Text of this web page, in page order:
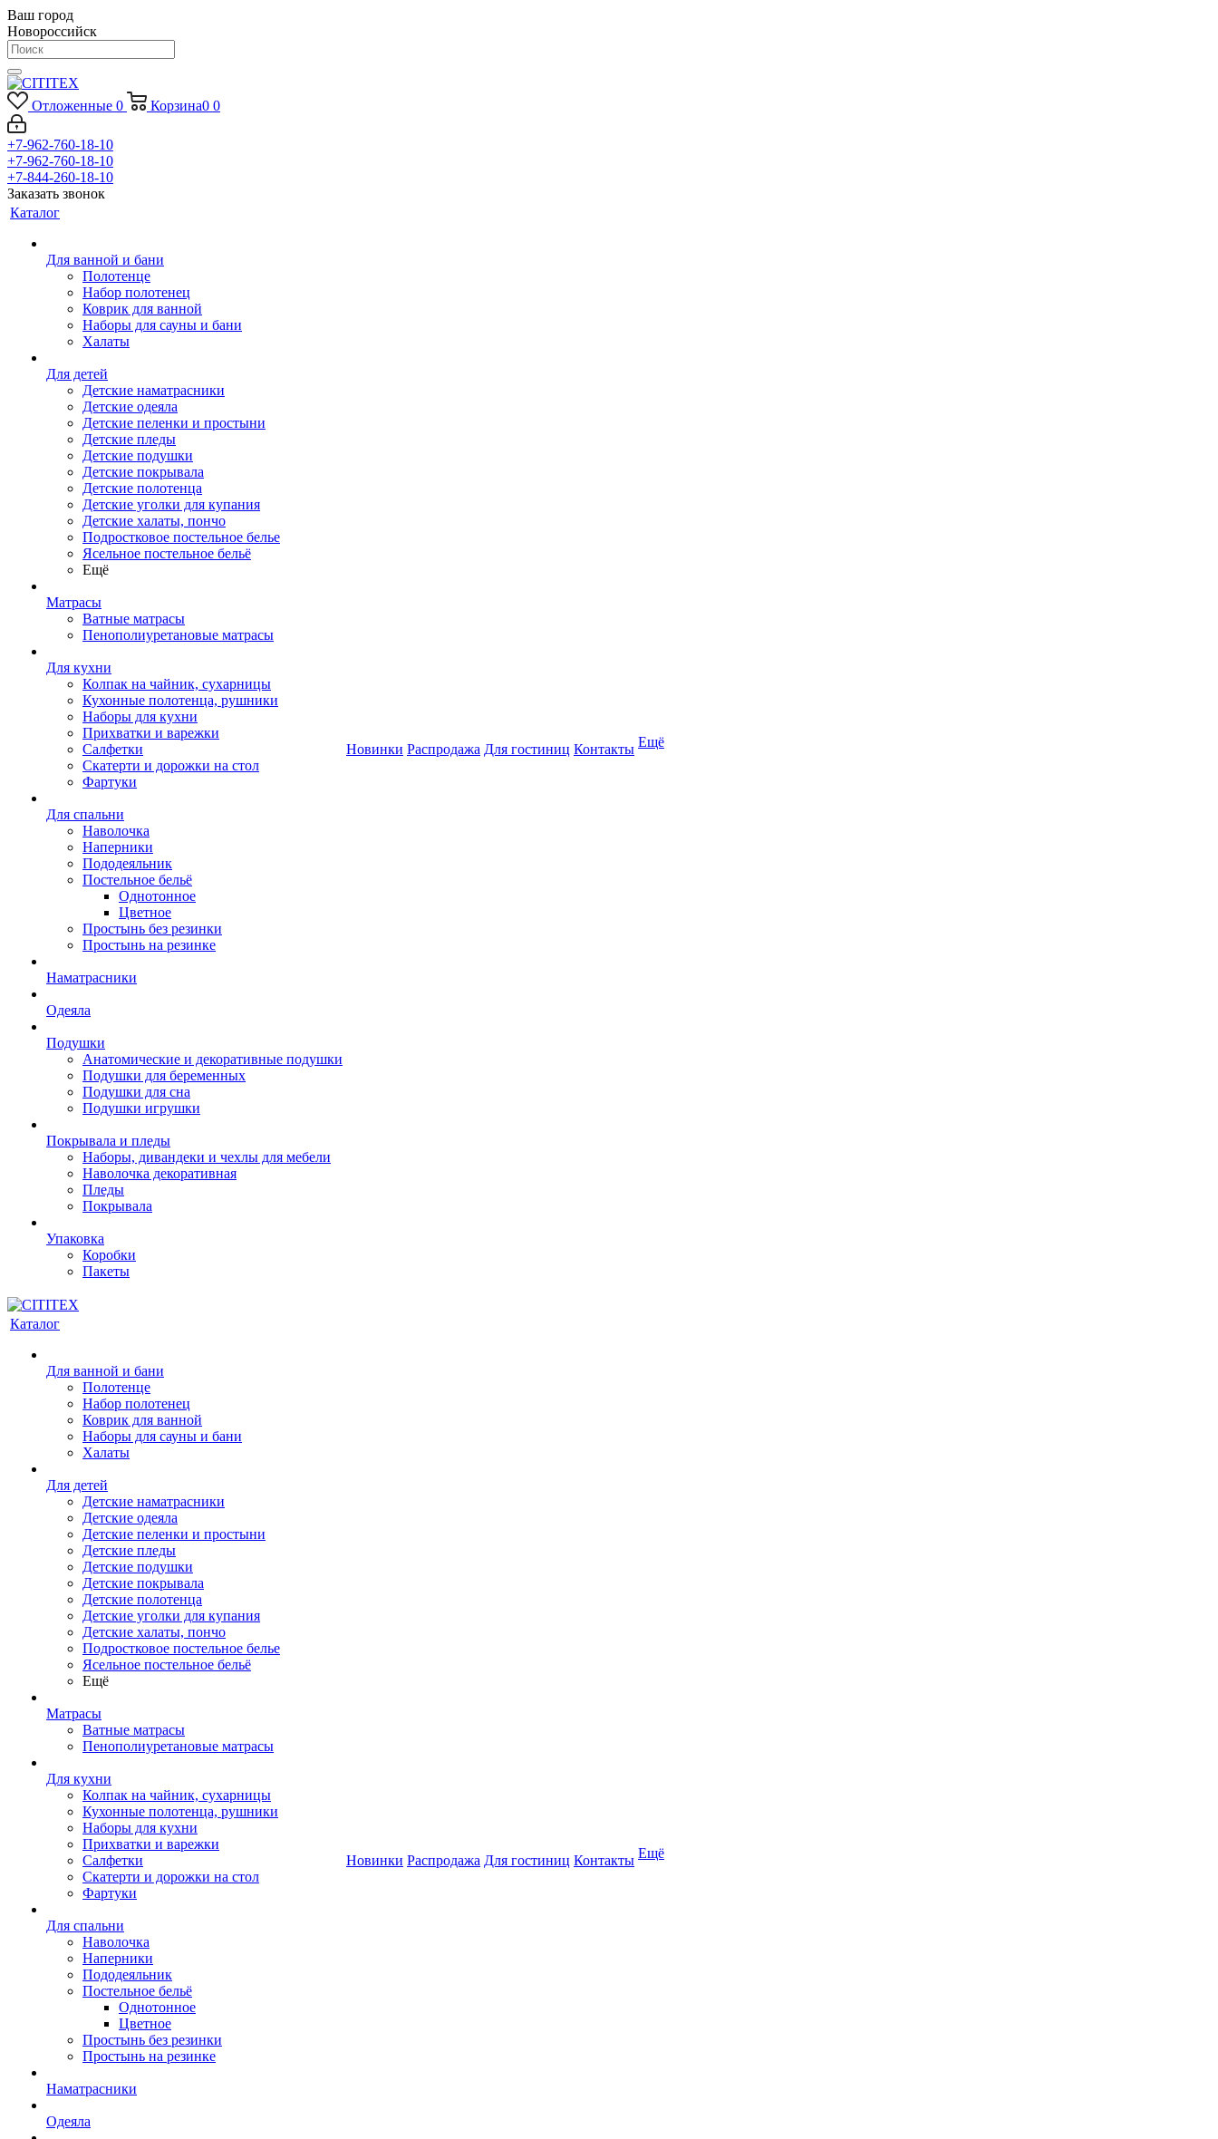
Ваш город
Новороссийск
Отложенные 0 Корзина0 0
+7-962-760-18-10
+7-962-760-18-10
+7-844-260-18-10
Заказать звонок
Каталог
Для ванной и бани
Полотенце
Набор полотенец
Коврик для ванной
Наборы для сауны и бани
Халаты
Для детей
Детские наматрасники
Детские одеяла
Детские пеленки и простыни
Детские пледы
Детские подушки
Детские покрывала
Детские полотенца
Детские уголки для купания
Детские халаты, пончо
Подростковое постельное белье
Ясельное постельное бельё
Ещё
Матрасы
Ватные матрасы
Пенополиуретановые матрасы
Для кухни
Колпак на чайник, сухарницы
Кухонные полотенца, рушники
Наборы для кухни
Прихватки и варежки
Салфетки
Скатерти и дорожки на стол
Фартуки
Для спальни
Наволочка
Наперники
Пододеяльник
Постельное бельё
Однотонное
Цветное
Простынь без резинки
Простынь на резинке
Наматрасники
Одеяла
Подушки
Анатомические и декоративные подушки
Подушки для беременных
Подушки для сна
Подушки игрушки
Покрывала и пледы
Наборы, дивандеки и чехлы для мебели
Наволочка декоративная
Пледы
Покрывала
Упаковка
Коробки
Пакеты
Новинки Распродажа Для гостиниц Контакты Ещё
Каталог
Для ванной и бани
Полотенце
Набор полотенец
Коврик для ванной
Наборы для сауны и бани
Халаты
Для детей
Детские наматрасники
Детские одеяла
Детские пеленки и простыни
Детские пледы
Детские подушки
Детские покрывала
Детские полотенца
Детские уголки для купания
Детские халаты, пончо
Подростковое постельное белье
Ясельное постельное бельё
Ещё
Матрасы
Ватные матрасы
Пенополиуретановые матрасы
Для кухни
Колпак на чайник, сухарницы
Кухонные полотенца, рушники
Наборы для кухни
Прихватки и варежки
Салфетки
Скатерти и дорожки на стол
Фартуки
Для спальни
Наволочка
Наперники
Пододеяльник
Постельное бельё
Однотонное
Цветное
Простынь без резинки
Простынь на резинке
Наматрасники
Одеяла
Новинки Распродажа Для гостиниц Контакты Ещё